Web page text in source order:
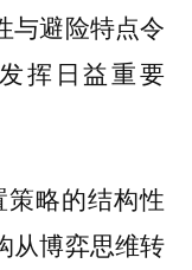
与避险特点令
挥日益重要
策略的结构性
从博弈思维转